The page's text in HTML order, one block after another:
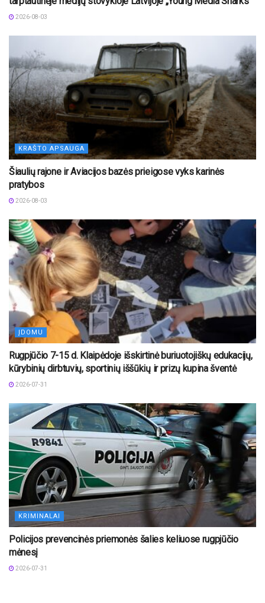
2026-08-03
KRAŠTO APSAUGA
Šiaulių rajone ir Aviacijos bazės prieigose vyks karinės
pratybos
2026-08-03
ĮDOMU
Rugpjūčio 7-15 d. Klaipėdoje išskirtinė buriuotojiškų edukacijų,
kūrybinių dirbtuvių, sportinių iššūkių ir prizų kupina šventė
2026-07-31
KRIMINALAI
Policijos prevencinės priemonės šalies keliuose rugpjūčio
mėnesį
2026-07-31